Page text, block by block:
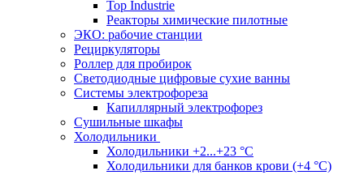
Top Industrie
Реакторы химические пилотные
ЭКО: рабочие станции
Рециркуляторы
Роллер для пробирок
Светодиодные цифровые сухие ванны
Системы электрофореза
Капиллярный электрофорез
Сушильные шкафы
Холодильники
Холодильники +2...+23 °С
Холодильники для банков крови (+4 °С)